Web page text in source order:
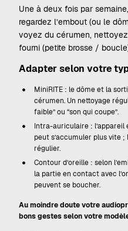
Une à deux fois par
regardez l’embout (ou le
voyez du cérumen,
fourni (petite brosse /
Adapter selon votre
MiniRITE : le dôme et la
cérumen. Un nettoyage
faible” ou “son qui coupe”.
Intra-auriculaire : l’appareil
peut s’accumuler plus vite
régulier.
Contour d’oreille : selon
la partie en contact avec
peuvent se boucher.
Au moindre doute votre
bons gestes selon votre